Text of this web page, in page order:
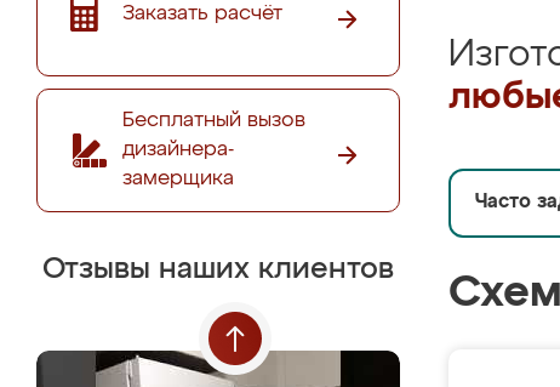
Заказать расчёт
Бесплатный вызов
дизайнера-
замерщика
Отзывы наших клиентов
Часто